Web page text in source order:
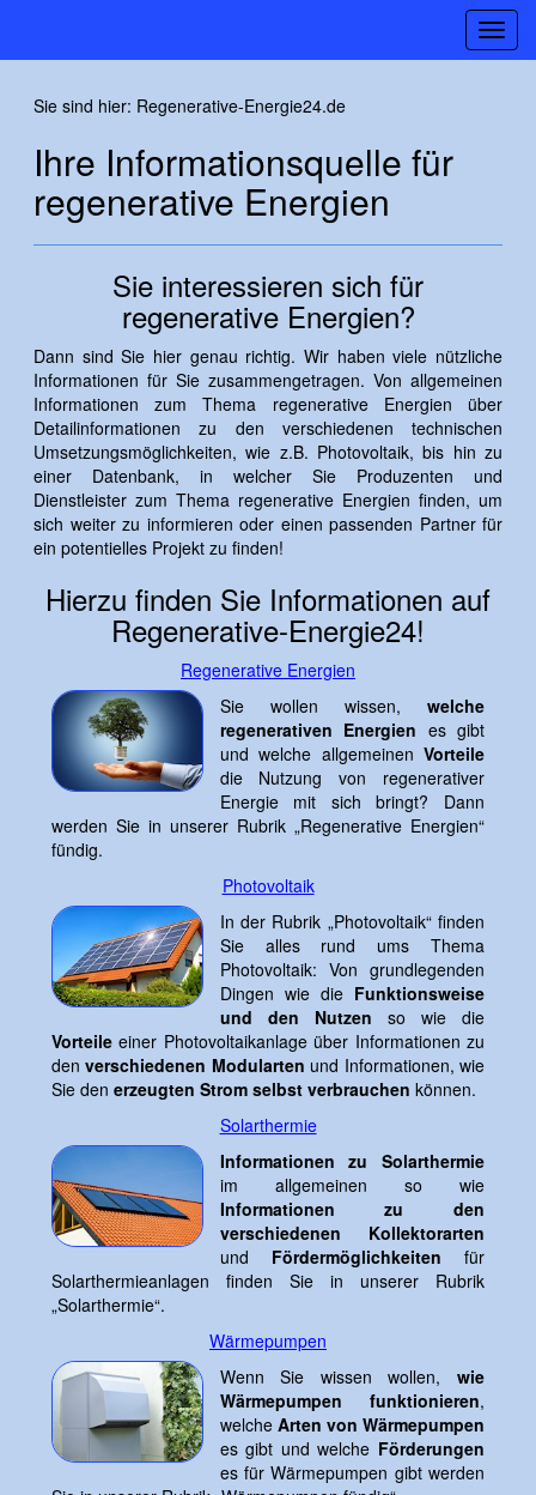
Sie sind hier: Regenerative-Energie24.de
Ihre Informationsquelle für
regenerative Energien
Sie interessieren sich für
regenerative Energien?
Dann sind Sie hier genau richtig. Wir haben viele nützliche
Informationen für Sie zusammengetragen. Von allgemeinen
Informationen zum Thema regenerative Energien über
Detailinformationen zu den verschiedenen technischen
Umsetzungsmöglichkeiten, wie z.B. Photovoltaik, bis hin zu
einer Datenbank, in welcher Sie Produzenten und
Dienstleister zum Thema regenerative Energien finden, um
sich weiter zu informieren oder einen passenden Partner für
ein potentielles Projekt zu finden!
Hierzu finden Sie Informationen auf
Regenerative-Energie24!
Regenerative Energien
Sie wollen wissen, welche
regenerativen Energien es gibt
und welche allgemeinen Vorteile
die Nutzung von regenerativer
Energie mit sich bringt? Dann
werden Sie in unserer Rubrik „Regenerative Energien“
fündig.
Photovoltaik
In der Rubrik „Photovoltaik“ finden
Sie alles rund ums Thema
Photovoltaik: Von grundlegenden
Dingen wie die Funktionsweise
und den Nutzen so wie die
Vorteile einer Photovoltaikanlage über Informationen zu
denverschiedenen Modularten und Informationen, wie
Sie den erzeugten Strom selbst verbrauchen können.
Solarthermie
Informationen zu Solarthermie
im allgemeinen so wie
Informationen zu den
verschiedenen Kollektorarten
und Fördermöglichkeiten für
Solarthermieanlagen finden Sie in unserer Rubrik
„Solarthermie“.
Wärmepumpen
Wenn Sie wissen wollen, wie
Wärmepumpen funktionieren,
welche Arten von Wärmepumpen
es gibt und welche Förderungen
es für Wärmepumpen gibt werden